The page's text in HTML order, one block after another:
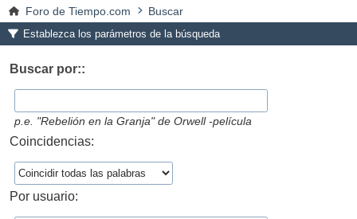
Foro de Tiempo.com Buscar
Establezca los parámetros de la búsqueda
Buscar por::
p.e. "Rebelión en la Granja" de Orwell -película
Coincidencias:
Por usuario: